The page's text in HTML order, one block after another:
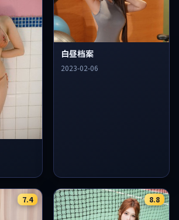
白昼档案
2023-02-06
7.4 8.8